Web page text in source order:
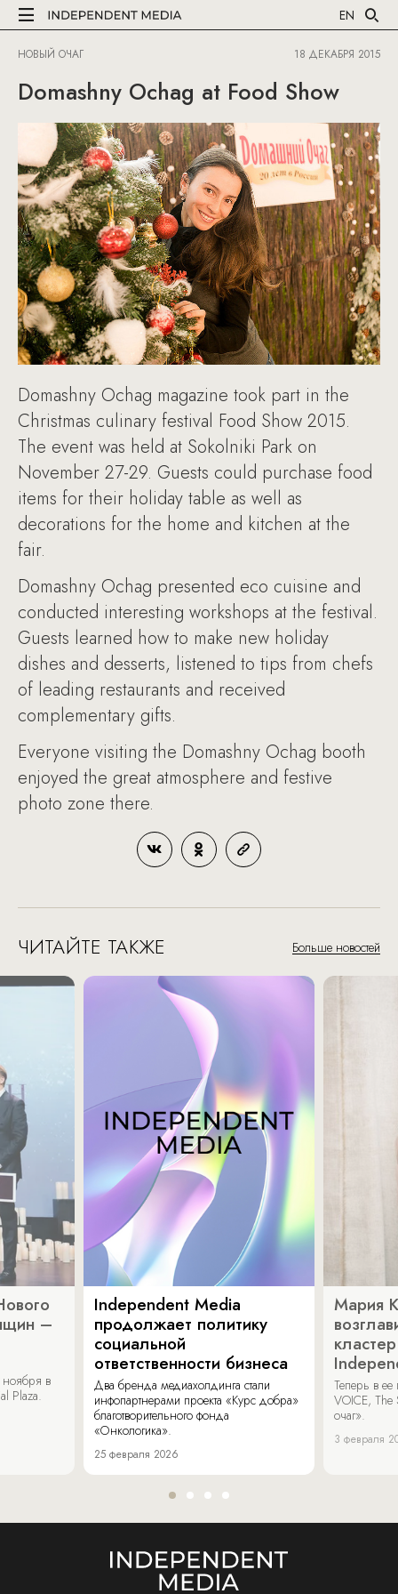
EN
НОВЫЙ ОЧАГ 18 ДЕКАБРЯ 2015
Domashny Ochag at Food Show
Domashny Ochag magazine took part in the
Christmas culinary festival Food Show 2015.
The event was held at Sokolniki Park on
November 27-29. Guests could purchase food
items for their holiday table as well as
decorations for the home and kitchen at the
fair.
Domashny Ochag presented eco cuisine and
conducted interesting workshops at the festival.
Guests learned how to make new holiday
dishes and desserts, listened to tips from chefs
of leading restaurants and received
complementary gifts.
Everyone visiting the Domashny Ochag booth
enjoyed the great atmosphere and festive
photo zone there.
ЧИТАЙТЕ ТАКЖЕ Больше новостей
–
ноября в
Plaza.
Independent Media
продолжает политику
социальной
ответственности бизнеса
Два бренда медиахолдинга стали
инфопартнерами проекта «Курс добра»
благотворительного фонда
«Онкологика».
25 февраля 2026
Мария
Теперь в
VOICE,
очаг».
3 февраля